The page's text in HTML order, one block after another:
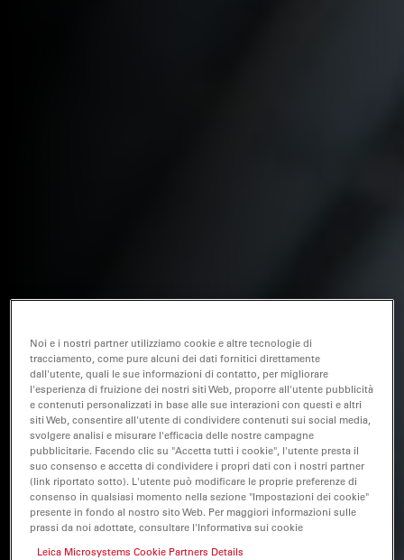
Noi e i nostri partner utilizziamo cookie e altre tecnologie di
tracciamento, come pure alcuni dei dati fornitici direttamente
dall'utente, quali le sue informazioni di contatto, per migliorare
l'esperienza di fruizione dei nostri siti Web, proporre all'utente pubblicità
e contenuti personalizzati in base alle sue interazioni con questi e altri
siti Web, consentire all'utente di condividere contenuti sui social media,
svolgere analisi e misurare l'efficacia delle nostre campagne
pubblicitarie. Facendo clic su "Accetta tutti i cookie", l'utente presta il
suo consenso e accetta di condividere i propri dati con i nostri partner
(link riportato sotto). L'utente può modificare le proprie preferenze di
consenso in qualsiasi momento nella sezione "Impostazioni dei cookie"
presente in fondo al nostro sito Web. Per maggiori informazioni sulle
prassi da noi adottate, consultare l'Informativa sui cookie
Leica Microsystems Cookie Partners Details